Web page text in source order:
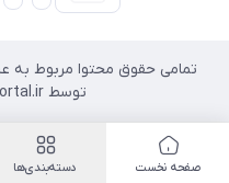
تمامی حقوق محتوا مربوط به
توسط Portal.ir انجام شده است.
صفحه نخست دسته‌بندی‌ها